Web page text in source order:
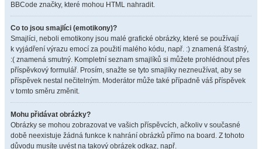
BBCode značky, které mohou HTML nahradit.
Co to jsou smajlíci (emotikony)?
Smajlíci, neboli emotikony jsou malé grafické obrázky, které se používají
k vyjádření výrazu emocí za použití malého kódu, např. :) znamená šťastný,
:( znamená smutný. Kompletní seznam smajlíků si můžete prohlédnout přes
příspěvkový formulář. Prosím, snažte se tyto smajlíky nezneužívat, aby se
příspěvek nestal nečitelným. Moderátor může také případně váš příspěvek
v tomto směru změnit.
Mohu přidávat obrázky?
Obrázky se mohou zobrazovat ve vašich příspěvcích, ačkoliv v současné
době neexistuje žádná funkce k nahrání obrázků přímo na board. Z tohoto
důvodu musíte uvést na takový obrázek odkaz, např.